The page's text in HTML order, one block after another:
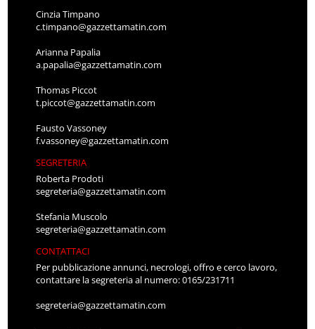
Cinzia Timpano
c.timpano@gazzettamatin.com
Arianna Papalia
a.papalia@gazzettamatin.com
Thomas Piccot
t.piccot@gazzettamatin.com
Fausto Vassoney
f.vassoney@gazzettamatin.com
SEGRETERIA
Roberta Prodoti
segreteria@gazzettamatin.com
Stefania Muscolo
segreteria@gazzettamatin.com
CONTATTACI
Per pubblicazione annunci, necrologi, offro e cerco lavoro,
contattare la segreteria al numero: 0165/231711
segreteria@gazzettamatin.com